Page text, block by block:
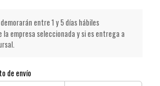
entre 1 y 5 días hábiles
la empresa seleccionada y si es entrega a
de envío